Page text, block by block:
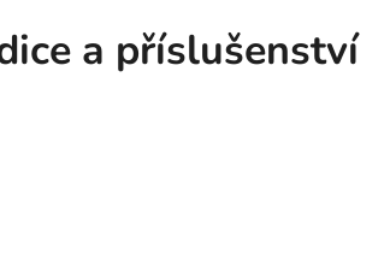
a příslušenství